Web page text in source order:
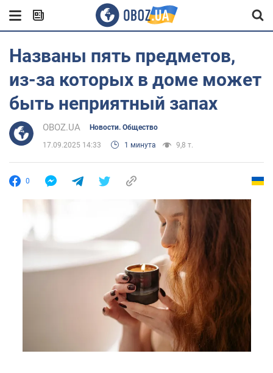
Названы пять предметов,
из-за которых в доме может
быть неприятный запах
OBOZ.UA Новости. Общество
17.09.2025 14:33 1 минута 9,8 т.
0